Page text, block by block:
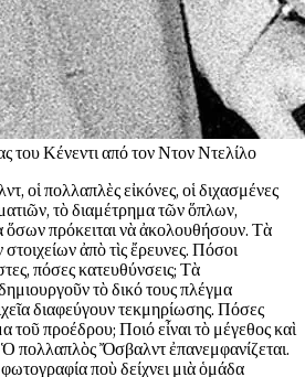
του Κένεντι από τον Ντον Ντελίλο
οἱ πολλαπλὲς εἰκόνες, οἱ διχασμένες
τὸ διαμέτρημα τῶν ὅπλων,
ὅσων πρόκειται νὰ ἀκολουθήσουν. Τὰ
ἀπὸ τὶς ἔρευνες. Πόσοι
πόσες κατευθύνσεις; Τὰ
τὸ δικό τους πλέγμα
διαφεύγουν τεκμηρίωσης. Πόσες
προέδρου; Ποιό εἶναι τὸ μέγεθος καὶ
πολλαπλὸς Ὄσβαλντ ἐπανεμφανίζεται.
ποὺ δείχνει μιὰ ὁμάδα